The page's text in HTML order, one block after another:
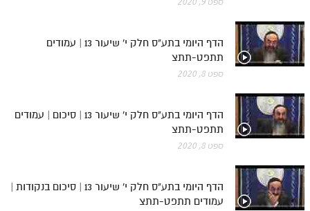
הדף היומי בתע"ס חלק י' שיעור 13 | עמודים
תתפט-תתצ
ספט 8, 2020
הדף היומי בתע"ס חלק י' שיעור 13 | סיכום | עמודים
תתפט-תתצ
ספט 8, 2020
הדף היומי בתע"ס חלק י' שיעור 13 | סיכום בנקודות |
עמודים תתפט-תתצ